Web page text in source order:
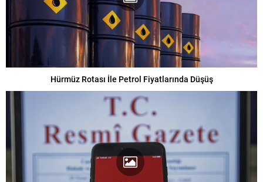
Hürmüz Rotası İle Petrol Fiyatlarında Düşüş